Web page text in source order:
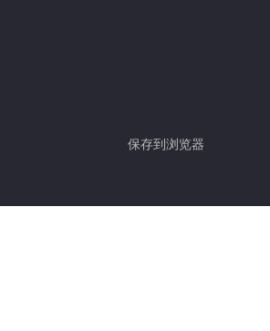
保存到浏览器